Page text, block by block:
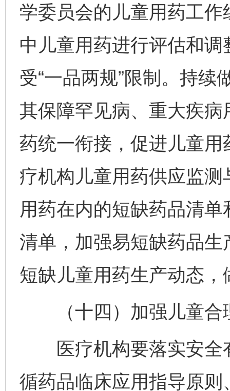
学委员会的儿童用药工
中儿童用药进行评估和
受“一品两规”限制。持
其保障罕见病、重大疾
药统一衔接，促进儿童
疗机构儿童用药供应监
用药在内的短缺药品清
清单，加强易短缺药品
短缺儿童用药生产动态，
（十四）加强儿童合
医疗机构要落实安全
循药品临床应用指导原